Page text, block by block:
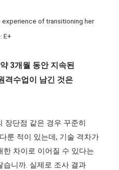
of transitioning her
E+
3개월 동안 지속된
격수업이 남긴 것은
장단점 같은 경우 꾸준히
룬 적이 있는데, 기술 격차가
차이로 이어질 수 있다는
습니까. 실제로 조사 결과